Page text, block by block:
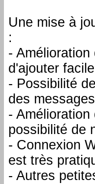
Une mise à
:
-
d'ajouter
- Possibilité
des
-
possibilité de
- Connexion
est très
- Autres